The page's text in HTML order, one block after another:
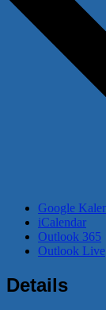
Google
iCalendar
Outlook 365
Outlook Live
Details